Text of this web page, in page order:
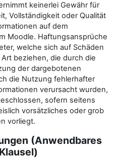
keinerlei Gewähr für
Vollständigkeit oder Qualität
auf dem
Moodle. Haftungsansprüche
welche sich auf Schäden
beziehen, die durch die
der dargebotenen
die Nutzung fehlerhafter
verursacht wurden,
sofern seitens
vorsätzliches oder grob
vorliegt.
(Anwendbares